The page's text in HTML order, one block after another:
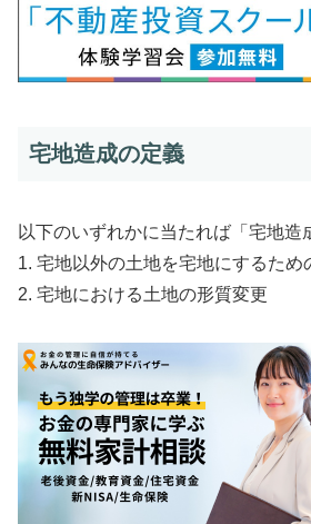
宅地造成の定義
以下のいずれかに当たれば「宅地造
1. 宅地以外の土地を宅地にするため
2. 宅地における土地の形質変更